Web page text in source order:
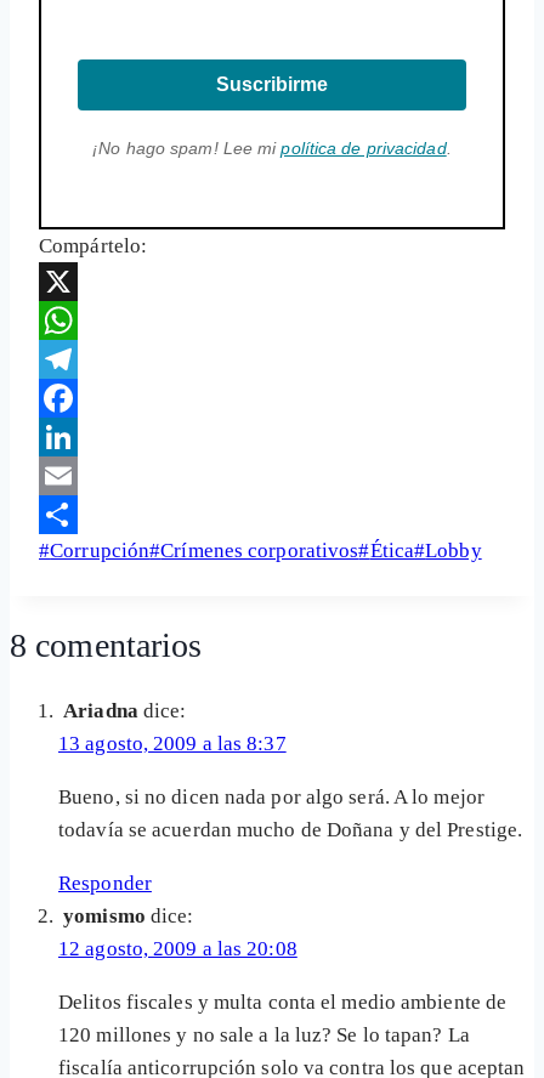
Suscribirme
¡No hago spam! Lee mipolítica de privacidad.
Compártelo:
X
WhatsApp
Telegram
Facebook
LinkedIn
Email
Share
Etiquetas
entrada:
#Corrupción#Crímenes corporativos#Ética#Lobby
8 comentarios
Ariadna dice:
13 agosto, 2009 a las 8:37
Bueno, si no dicen nada por algo será. A lo mejor
todavía se acuerdan mucho de Doñana y del Prestige.
Responder
yomismo dice:
12 agosto, 2009 a las 20:08
Delitos fiscales y multa conta el medio ambiente de
120 millones y no sale a la luz? Se lo tapan? La
fiscalía anticorrupción solo va contra los que aceptan